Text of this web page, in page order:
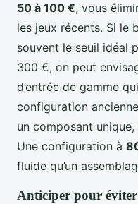
50 à 100 €, vous
les jeux récents. Si le
souvent le seuil idéal
300 €, on peut
d’entrée de gamme
configuration
un composant unique,
Une configuration à
fluide qu’un
Anticiper pour éviter